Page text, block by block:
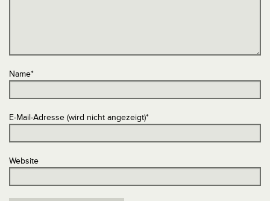
Name*
E-Mail-Adresse (wird nicht angezeigt)*
Website